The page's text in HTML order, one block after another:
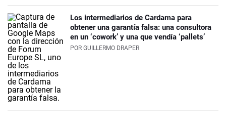
Los intermediarios de Cardama para
obtener una garantía falsa: una consultora
en un ‘cowork’ y una que vendía ‘pallets’
POR GUILLERMO DRAPER